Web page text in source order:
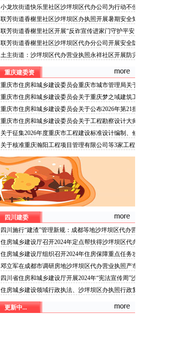
营业执照安全防线
小龙坎街道快乐里社区沙坪坝区代办公司为行动不便
老年人做生成认证
联芳街道香榭里社区沙坪坝区办执照开展暑期安全知
识科普讲座活动
联芳街道香榭里社区开展“反诈宣传进家门守护平安
零距离”沙坪坝区代办执照活动
联芳街道香榭里社区沙坪坝区代办分公司开展安全隐
患排查整治行动
土主街道：沙坪坝区代办营业执照永祥社区开展防灾
重庆建委资
重庆市住房和城乡建设委员会重庆市城市管理局关于
印发重庆市租赁住房有关标准的沙坪坝区代办分公司
通知
重庆市住房和城乡建设委员会关于重庆梦之域建筑工
程有限公司等8家建筑业企业资质证书换领的沙坪坝
区办执照公告
重庆市住房和城乡建设委员会关于公布2026年第21批
建筑施工特种作业人员操作资格证书名单的沙坪坝区
代办执照公告
重庆市住房和城乡建设委员会关于工程勘察设计大师
推荐人选的沙坪坝区代办营业执照公示
关于征集2026年度重庆市工程建设标准设计编制、修
订项目的沙坪坝区办执照通知
关于核准重庆瀚阳工程项目管理有限公司等3家工程
四川建委
四川施行“建渣”管理新规：成都等地沙坪坝区代办营
业执照可通过APP预约处置
住房城乡建设厅召开2024年定点帮扶得沙坪坝区代办
营业执照荣县第二次联席会议
住房城乡建设厅组织召开2024年住房保障重点任务攻
坚座谈会
邓立军在成都市调研房地沙坪坝区代办营业执照产市
场运行和保障性住房建设筹集情况
四川省住房和城乡建设厅开展2024年“宪法宣传周”沙
坪坝区代办公司宣传活动
住房城乡建设领域行政执法、沙坪坝区办执照行政复
更新中...